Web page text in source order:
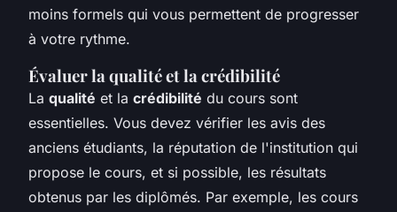
moins formels qui vous permettent de progresser
à votre rythme.
Évaluer la qualité et la crédibilité
La qualité et la crédibilité du cours sont
essentielles. Vous devez vérifier les avis des
anciens étudiants, la réputation de l'institution qui
propose le cours, et si possible, les résultats
obtenus par les diplômés. Par exemple, les cours